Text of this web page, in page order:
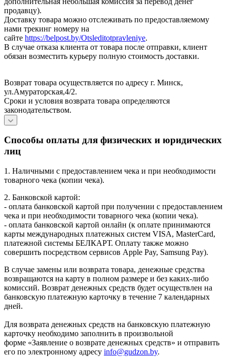
продавцу).
Доставку товара можно отслеживать по предоставляемому
нами трекинг номеру на
сайте https://belpost.by/Otsleditotpravleniye.
В случае отказа клиента от товара после отправки, клиент
обязан возместить курьеру полную стоимость доставки.
Возврат товара осуществляется по адресу г. Минск,
ул.Амураторская,4/2.
Сроки и условия возврата товара определяются
законодательством.
Способы оплаты для физических и юридических
лиц
1. Наличными с предоставлением чека и при необходимости
товарного чека (копии чека).
2. Банковской картой:
- оплата банковской картой при получении с предоставлением
чека и при необходимости товарного чека (копии чека).
- оплата банковской картой онлайн (к оплате принимаются
карты международных платежных систем VISA, MasterCard,
платежной системы БЕЛКАРТ. Оплату также можно
совершить посредством сервисов Apple Pay, Samsung Pay).
В случае замены или возврата товара, денежные средства
возвращаются на карту в полном размере и без каких-либо
комиссий. Возврат денежных средств будет осуществлен на
банковскую платежную карточку в течение 7 календарных
дней.
Для возврата денежных средств на банковскую платежную
карточку необходимо заполнить в произвольной
форме «Заявление о возврате денежных средств» и отправить
его по электронному адресу info@gudzon.by.